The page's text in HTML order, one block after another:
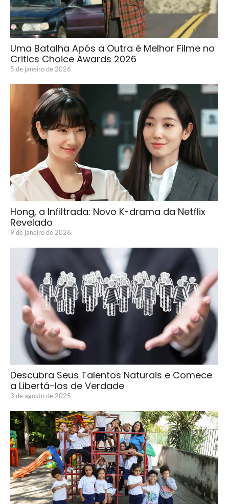
Uma Batalha Após a Outra é Melhor Filme no
Critics Choice Awards 2026
5 de janeiro de 2026
Hong, a Infiltrada: Novo K-drama da Netflix
Revelado
9 de janeiro de 2026
Descubra Seus Talentos Naturais e Comece
a Libertá-los de Verdade
3 de agosto de 2025